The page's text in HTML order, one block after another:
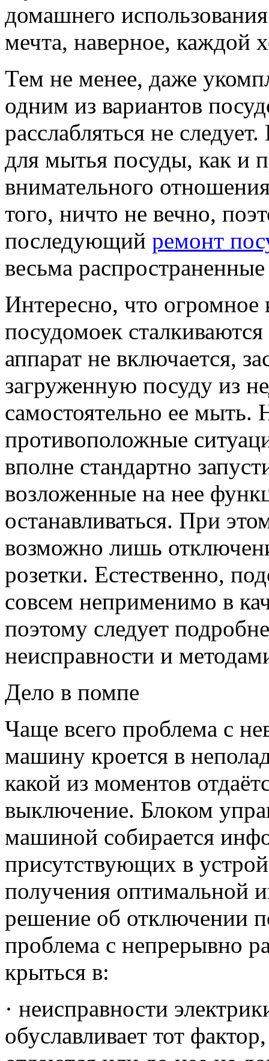
домашнего
мечта, наверное, каждой
Тем не менее, даже
одним из вариантов
расслабляться не
для мытья посуды, как и
внимательного
того, ничто не вечно,
последующий ремонт
весьма
Интересно, что огромное
посудомоек
аппарат не включается,
загруженную посуду из
самостоятельно ее
противоположные
вполне стандартно
возложенные на нее
останавливаться. При
возможно лишь
розетки. Естественно,
совсем неприменимо в
поэтому следует
неисправности и
Дело в помпе
Чаще всего проблема с
машину кроется в
какой из моментов
выключение. Блоком
машиной собирается
присутствующих в
получения оптимальной
решение об отключении
проблема с непрерывно
крыться в:
· неисправности
обуславливает тот